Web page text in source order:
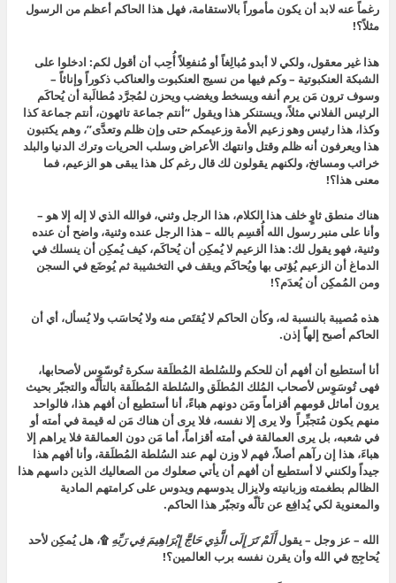
رغماً عنه لابد أن يكون مأموراً بالاستقامة، فهل هذا الحاكم أعظم من الرسول
مثلاً؟!
هذا غير معقول، ولكي لا أبدو مُبالِغاً أو مُنفعِلاً أُحِب أن أقول لكم: ادخلوا على
الشبكة العنكبوتية – وكم فيها من نسيج العنكبوت والعناكب ذكوراً وإناثاً –
وسوف ترون مَن يرم أنفه ويسخط ويغضب ويحزن لمُجرَّد مُطالَبة أن يُحاكَم
الرئيس الفلاني مثلاً، ويستنكر هذا ويقول “أنتم جماعة تائهون، أنتم جماعة كذا
وكذا، هذا رئيس وهو زعيم الأمة وزعيمكم حتى وإن ظلم وتعدَّى”، وهم يكتبون
هذا ويعرفون أنه ظلم وقتل وانتهك الأعراض وسلب الحريات وترك الدنيا والبلد
خرائب ومسائخ، ولكنهم يقولون لك قال رغم كل هذا يبقى هو الزعيم، فما
معنى هذا؟!
هناك منطق ثاوٍ خلف هذا الكلام، هذا الرجل وثني، فوالله الذي لا إله إلا هو –
وأنا على منبر رسول الله أُقسِم بالله – هذا الرجل عنده وثنية، واضح أن عنده
وثنية، فهو يقول لك: هذا الزعيم لا يُمكِن أن يُحاكَم، كيف يُمكِن أن ينسلك في
الدماغ أن الزعيم يُؤتى بها ويُحاكَم ويقف في التخشيبة ثم يُوضَع في السجن
ومن المُمكِن أن يُعدَم؟!
هذه مُصيبة بالنسبة له، وكأن الحاكم لا يُقتَص منه ولا يُحاسَب ولا يُسأل، أي أن
الحاكم أصبح إلهاً إذن.
أنا أستطيع أن أفهم أن للحكم وللسُلطة المُطلَقة سكرة تُوسّوِس لأصحابها،
فهى تُوسَوِس لأصحاب المُلك المُطلَق والسُلطة المُطلَقة بالتألّه والتجبّر بحيث
يرون أماثل قومهم أقزاماً ومَن دونهم هباءً، أنا أستطيع أن أفهم هذا، فالواحد
منهم يكون مُتجبِّراً ولا يرى إلا نفسه، فلا يرى أن هناك مَن له قيمة في أمته أو
في شعبه، بل يرى العمالقة في أمته أقزاماً، أما مَن دون العمالقة فلا يراهم إلا
هباءَ، هذا إن رآهم أصلاً، فهم لا وزن لهم عند السُلطة المُطلَقة، وأنا أفهم هذا
جيداً ولكنني لا أستطيع أن أفهم أن يأتي صعلوك من الصعاليك الذين داسهم هذا
الظالم بطغمته وزبانيته ولايزال يدوسهم ويدوس على كرامتهم المادية
والمعنوية لكي يُدافِع عن تألّه وتجبّر هذا الحاكم.
الله – عز وجل – يقولأَلَمْ تَرَ إِلَى الَّذِي حَاجَّ إِبْرَاهِيمَ فِي رَبِّهِ ۩، هل يُمكِن لأحد
يُحاجِج في الله وأن يقرن نفسه برب العالمين؟!